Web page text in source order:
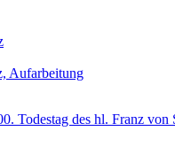
Aufarbeitung
Todestag des hl. Franz von